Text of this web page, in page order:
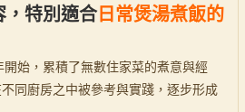
，特別適合 日常煲湯煮飯的
始，累積了無數住家菜的煮意與經
同廚房之中被參考與實踐，逐步形成